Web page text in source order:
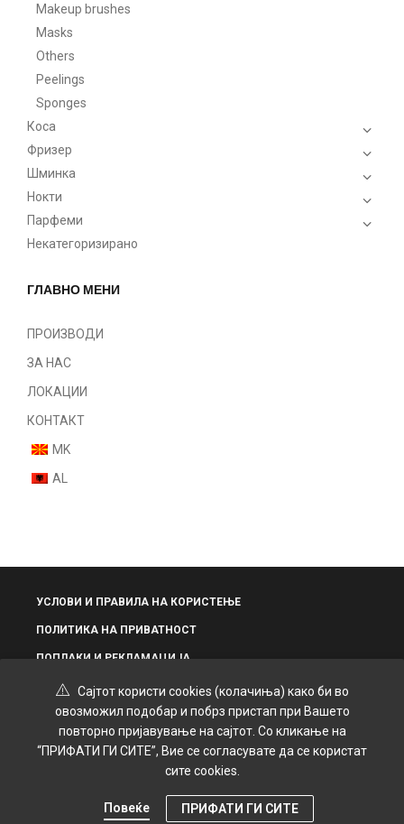
Makeup brushes
Masks
Others
Peelings
Sponges
Коса
Фризер
Шминка
Нокти
Парфеми
Некатегоризирано
ГЛАВНО МЕНИ
ПРОИЗВОДИ
ЗА НАС
ЛОКАЦИИ
КОНТАКТ
MK
AL
УСЛОВИ И ПРАВИЛА НА КОРИСТЕЊЕ
ПОЛИТИКА НА ПРИВАТНОСТ
ПОПЛАКИ И РЕКЛАМАЦИЈА
© 2025 Grand Kozmetik | Креирано и дизајнирано од
Сајтот користи cookies (колачиња) како би во
овозможил подобар и побрз пристап при Вашето
повторно пријавување на сајтот. Со кликање на
“ПРИФАТИ ГИ СИТЕ”, Вие се согласувате да се користат
сите cookies.
Повеќе ПРИФАТИ ГИ СИТЕ